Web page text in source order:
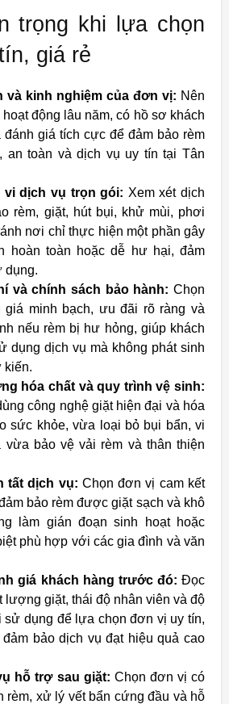
trọng khi lựa chọn
giá rẻ
và kinh nghiệm của đơn vị: Nên
động lâu năm, có hồ sơ khách
đánh giá tích cực để đảm bảo rèm
an toàn và dịch vụ uy tín tại Tân
vi dịch vụ trọn gói: Xem xét dịch
rèm, giặt, hút bụi, khử mùi, phơi
nơi chỉ thực hiện một phần gây
hoàn toàn hoặc dễ hư hại, đảm
dụng.
và chính sách bảo hành: Chọn
minh bạch, ưu đãi rõ ràng và
nếu rèm bị hư hỏng, giúp khách
dụng dịch vụ mà không phát sinh
kiến.
hóa chất và quy trình vệ sinh:
công nghệ giặt hiện đại và hóa
sức khỏe, vừa loại bỏ bụi bẩn, vi
vừa bảo vệ vải rèm và thân thiện
tất dịch vụ: Chọn đơn vị cam kết
bảo rèm được giặt sạch và khô
làm gián đoạn sinh hoạt hoặc
phù hợp với các gia đình và văn
giá khách hàng trước đó: Đọc
lượng giặt, thái độ nhân viên và độ
sử dụng để lựa chọn đơn vị uy tín,
bảo dịch vụ đạt hiệu quả cao
hỗ trợ sau giặt: Chọn đơn vị có
rèm, xử lý vết bẩn cứng đầu và hỗ